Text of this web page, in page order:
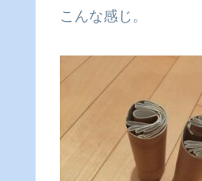
こんな感じ。